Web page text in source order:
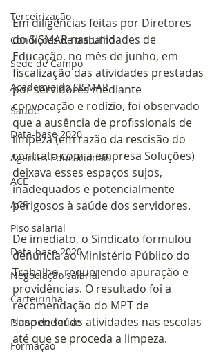
Terceirização
Condições de trabalho
Sede de Campo
Academia do SISMAR
Saúde
Data-base 2020
Agentes Educacionais
ACE
ACS
Piso salarial
Data-base 2020
Negociação salarial
Carteirinha
Plano de saúde
Formação
Em diligências feitas por Diretores
do SISMAR nas unidades de
Educação, no mês de junho, em
fiscalização das atividades prestadas
por servidores mediante
convocação e rodízio, foi observado
que a ausência de profissionais de
limpeza (em razão da rescisão do
contrato com a empresa Soluções)
deixava esses espaços sujos,
inadequados e potencialmente
perigosos à saúde dos servidores.
De imediato, o Sindicato formulou
denúncia ao Ministério Público do
Trabalho, requerendo apuração e
providências. O resultado foi a
recomendação do MPT de
suspender as atividades nas escolas
até que se proceda a limpeza.